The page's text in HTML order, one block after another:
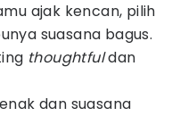
ajak kencan, pilih
suasana bagus.
thoughtfuldan
dan suasana